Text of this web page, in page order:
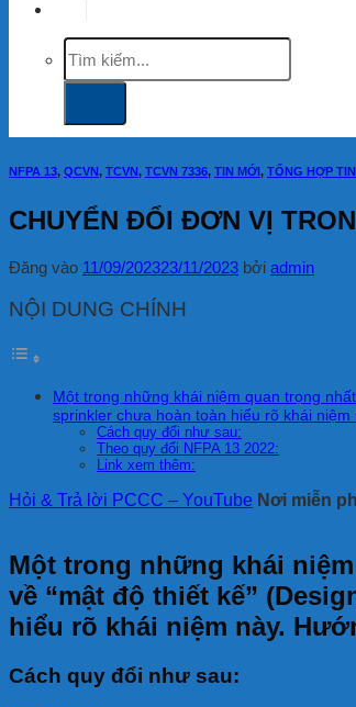
Tìm
kiếm:
NFPA 13, QCVN, TCVN, TCVN 7336, TIN MỚI, TỔNG HỢP
CHUYỂN ĐỔI ĐƠN VỊ
Đăng vào 11/09/202323/11/2023 bởi admin
NỘI DUNG CHÍNH
Một trong những khái niệm quan trọng
sprinkler chưa hoàn toàn hiểu rõ khái
Cách quy đổi như sau:
Theo quy đổi NFPA 13 2022:
Link xem thêm:
Hỏi & Trả lời PCCC – YouTube Nơi miễn
Một trong những khái
về “mật độ thiết kế”
hiểu rõ khái niệm này.
Cách quy đổi như sau: